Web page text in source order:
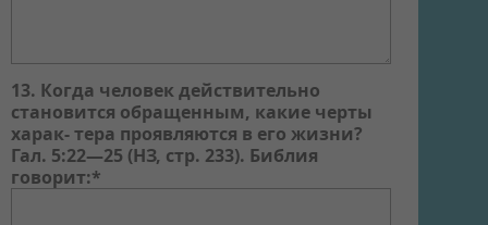
13. Когда человек действительно
становится обращенным, какие черты
харак- тера проявляются в его жизни?
Гал. 5:22—25 (НЗ, стр. 233). Библия
говорит:*